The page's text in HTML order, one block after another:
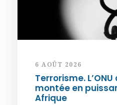
6 AOÛT 2026
Terrorisme.
montée en
Afrique